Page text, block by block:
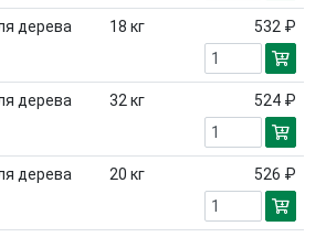
дерева
18 кг 532 ₽
дерева
32кг 524 ₽
дерева
20 кг 526 ₽